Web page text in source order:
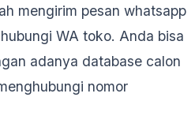
mengirim pesan whatsapp
WA toko. Anda bisa
adanya database calon
nomor